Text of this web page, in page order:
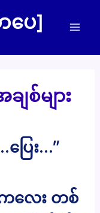
ပေ]
ျစ်များ
ြေး…”
ကလေး တစ်